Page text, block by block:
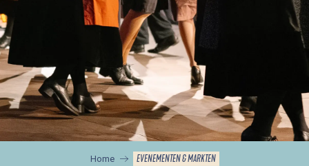
Home EVENEMENTEN & MARKTEN